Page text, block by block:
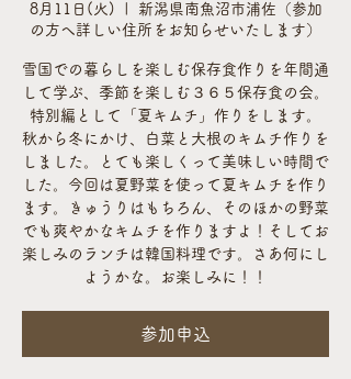
8月11日(火)
新潟県南魚沼市浦佐（参加
の方へ詳しい住所をお知らせいたします）
雪国での暮らしを楽しむ保存食作りを年間通
して学ぶ、季節を楽しむ３６５保存食の会。
特別編として「夏キムチ」作りをします。
秋から冬にかけ、白菜と大根のキムチ作りを
しました。とても楽しくって美味しい時間で
した。今回は夏野菜を使って夏キムチを作り
ます。きゅうりはもちろん、そのほかの野菜
でも爽やかなキムチを作りますよ！そしてお
楽しみのランチは韓国料理です。さあ何にし
ようかな。お楽しみに！！
参加申込